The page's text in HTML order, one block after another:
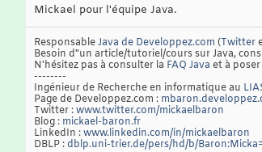
Mickael pour l'équipe Java.
ResponsableJava de Developpez.com (Twitter
Besoin d"un article/tutoriel/cours sur Java,
N'hésitez pas à consulter la FAQ Java et à
--------
Ingénieur de Recherche en informatique au
Page de Developpez.com :
Twitter :www.twitter.com/mickaelbaron
Blog : mickael-baron.fr
LinkedIn :www.linkedin.com/in/mickaelbaron
DBLP : dblp.uni-trier.de/pers/hd/b/